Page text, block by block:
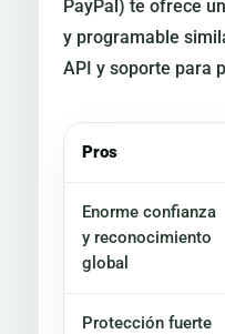
PayPal) te ofrece
y programable
API y soporte para
Pros
Enorme confianza
y reconocimiento
global
Protección fuerte